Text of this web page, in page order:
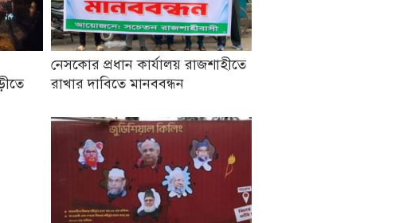
নেসকোর প্রধান কার্যালয় রাজশাহীতে
রাখার দাবিতে মানববন্ধন